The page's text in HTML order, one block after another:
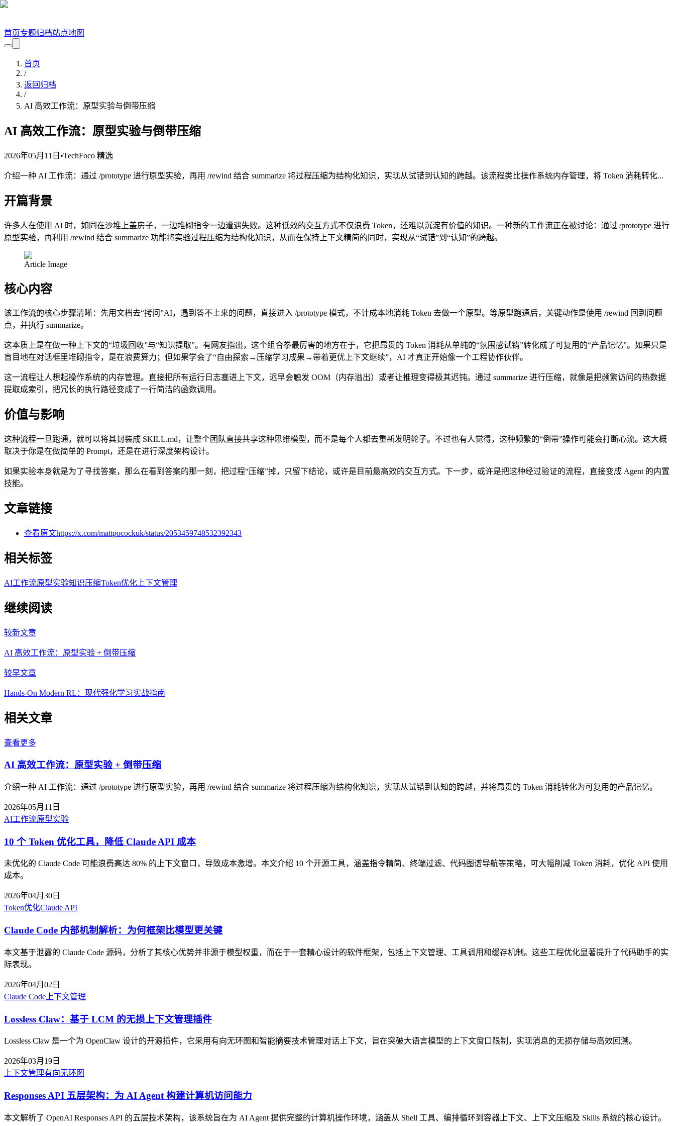
首页专题归档站点地图
首页
/
返回归档
/
AI 高效工作流：原型实验与倒带压缩
AI 高效工作流：原型实验与倒带压缩
2026年05月11日 •TechFoco 精选
介绍一种 AI 工作流：通过 /prototype 进行原型实验，再用 /rewind 结合 summarize 将过程压缩为结构化知识，实现从试错到认知的跨越。该流程类比操作系统内存管理，将 Token 消耗转化...
开篇背景
许多人在使用 AI 时，如同在沙堆上盖房子，一边堆砌指令一边遭遇失败。这种低效的交互方式不仅浪费 Token，还难以沉淀有价值的知识。一种新的工作流正在被讨论：通过 /prototype 进行
原型实验，再利用 /rewind 结合 summarize 功能将实验过程压缩为结构化知识，从而在保持上下文精简的同时，实现从“试错”到“认知”的跨越。
Article Image
核心内容
该工作流的核心步骤清晰：先用文档去“拷问”AI，遇到答不上来的问题，直接进入 /prototype 模式，不计成本地消耗 Token 去做一个原型。等原型跑通后，关键动作是使用 /rewind 回到问题
点，并执行 summarize。
这本质上是在做一种上下文的“垃圾回收”与“知识提取”。有网友指出，这个组合拳最厉害的地方在于，它把昂贵的 Token 消耗从单纯的“氛围感试错”转化成了可复用的“产品记忆”。如果只是
盲目地在对话框里堆砌指令，是在浪费算力；但如果学会了“自由探索→压缩学习成果→带着更优上下文继续”，AI 才真正开始像一个工程协作伙伴。
这一流程让人想起操作系统的内存管理。直接把所有运行日志塞进上下文，迟早会触发 OOM（内存溢出）或者让推理变得极其迟钝。通过 summarize 进行压缩，就像是把频繁访问的热数据
提取成索引，把冗长的执行路径变成了一行简洁的函数调用。
价值与影响
这种流程一旦跑通，就可以将其封装成 SKILL.md，让整个团队直接共享这种思维模型，而不是每个人都去重新发明轮子。不过也有人觉得，这种频繁的“倒带”操作可能会打断心流。这大概
取决于你是在做简单的 Prompt，还是在进行深度架构设计。
如果实验本身就是为了寻找答案，那么在看到答案的那一刻，把过程“压缩”掉，只留下结论，或许是目前最高效的交互方式。下一步，或许是把这种经过验证的流程，直接变成 Agent 的内置
技能。
文章链接
查看原文https://x.com/mattpocockuk/status/2053459748532392343
相关标签
AI工作流原型实验知识压缩Token优化 上下文管理
继续阅读
较新文章
AI 高效工作流：原型实验 + 倒带压缩
较早文章
Hands-On Modern RL：现代强化学习实战指南
相关文章
查看更多
AI 高效工作流：原型实验 + 倒带压缩
介绍一种 AI 工作流：通过 /prototype 进行原型实验，再用 /rewind 结合 summarize 将过程压缩为结构化知识，实现从试错到认知的跨越，并将昂贵的 Token 消耗转化为可复用的产品记忆。
2026年05月11日
AI工作流原型实验
10 个 Token 优化工具，降低 Claude API 成本
未优化的 Claude Code 可能浪费高达 80% 的上下文窗口，导致成本激增。本文介绍 10 个开源工具，涵盖指令精简、终端过滤、代码图谱导航等策略，可大幅削减 Token 消耗，优化 API 使用
成本。
2026年04月30日
Token优化Claude API
Claude Code 内部机制解析：为何框架比模型更关键
本文基于泄露的 Claude Code 源码，分析了其核心优势并非源于模型权重，而在于一套精心设计的软件框架，包括上下文管理、工具调用和缓存机制。这些工程优化显著提升了代码助手的实
际表现。
2026年04月02日
Claude Code 上下文管理
Lossless Claw：基于 LCM 的无损上下文管理插件
Lossless Claw 是一个为 OpenClaw 设计的开源插件，它采用有向无环图和智能摘要技术管理对话上下文，旨在突破大语言模型的上下文窗口限制，实现消息的无损存储与高效回溯。
2026年03月19日
上下文管理有向无环图
Responses API 五层架构：为 AI Agent 构建计算机访问能力
本文解析了 OpenAI Responses API 的五层技术架构，该系统旨在为 AI Agent 提供完整的计算机操作环境，涵盖从 Shell 工具、编排循环到容器上下文、上下文压缩及 Skills 系统的核心设计。